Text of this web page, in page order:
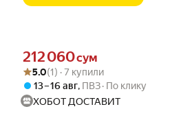
Цена 212060 сум вместо
212 060сум
Рейтинг товара: 5.0 из 5
Оценок: (1) · 7 купили
5.0(1) · 7 купили
13 – 16 авг, ПВЗ По клику
ХОБОТ ДОСТАВИТ